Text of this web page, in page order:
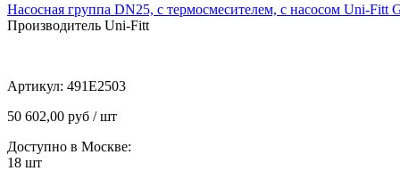
Насосная группа DN25, с термосмесителем, с насосом Uni-Fitt
Производитель Uni-Fitt
Артикул: 491E2503
50 602,00 руб / шт
Доступно в Москве:
18 шт